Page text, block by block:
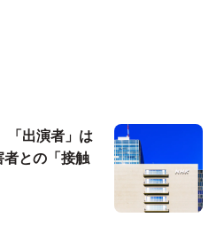
「出演者」は
との「接触